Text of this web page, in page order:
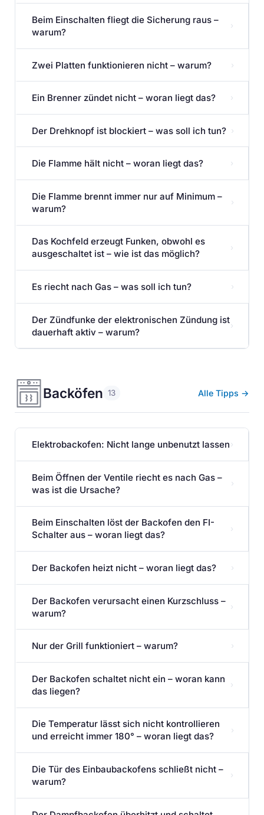
Beim Einschalten fliegt die Sicherung raus –
warum?
›
Zwei Platten funktionieren nicht – warum? ›
Ein Brenner zündet nicht – woran liegt das? ›
Der Drehknopf ist blockiert – was soll ich tun? ›
Die Flamme hält nicht – woran liegt das? ›
Die Flamme brennt immer nur auf Minimum –
warum?
›
Das Kochfeld erzeugt Funken, obwohl es
ausgeschaltet ist – wie ist das möglich?
›
Es riecht nach Gas – was soll ich tun? ›
Der Zündfunke der elektronischen Zündung ist
dauerhaft aktiv – warum?
›
Backöfen 13 Alle Tipps →
Elektrobackofen: Nicht lange unbenutzt lassen›
Beim Öffnen der Ventile riecht es nach Gas –
was ist die Ursache?
›
Beim Einschalten löst der Backofen den FI-
Schalter aus – woran liegt das?
›
Der Backofen heizt nicht – woran liegt das? ›
Der Backofen verursacht einen Kurzschluss –
warum?
›
Nur der Grill funktioniert – warum? ›
Der Backofen schaltet nicht ein – woran kann
das liegen?
›
Die Temperatur lässt sich nicht kontrollieren
und erreicht immer 180° – woran liegt das?
›
Die Tür des Einbaubackofens schließt nicht –
warum?
›